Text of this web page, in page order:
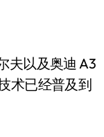
夫以及奥迪 A3
术已经普及到